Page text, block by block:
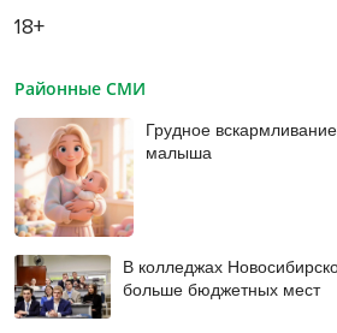
18+
Районные СМИ
Грудное
малыша
В колледжах
больше бюджетных мест